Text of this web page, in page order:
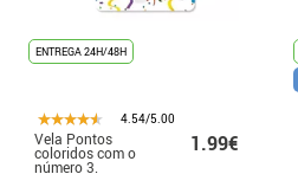
ENTREGA 24H/48H
4.54/5.00
Vela Pontos
coloridos com o
número 3.
1.99€